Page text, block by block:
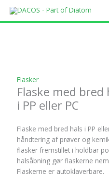
indholdet
Flasker
Flaske med bred
i PP eller PC
Flaske med bred hals i PP
håndtering af prøver og
flasker fremstillet i holdbar
halsåbning gør flaskerne
Flaskerne er autoklaverbare.
kan
kan
kan
kan